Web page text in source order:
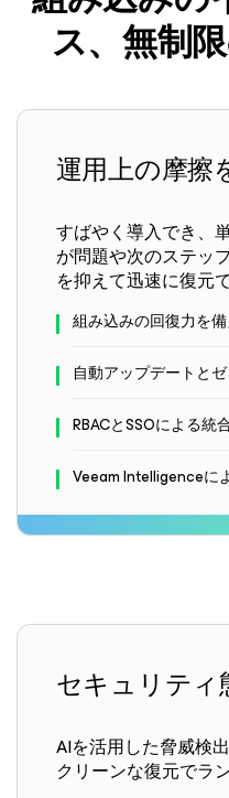
ス、無制
運用上の摩擦
すばやく導入でき、
が問題や次のステッ
を抑えて迅速に復元
組み込みの回復力を
自動アップデートと
RBACとSSOによる統
Veeam Intelligenceに
セキュリティ
AIを活用した脅威検
クリーンな復元でラ